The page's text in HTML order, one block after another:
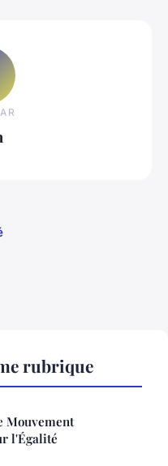
rubrique
Mouvement
l'Égalité